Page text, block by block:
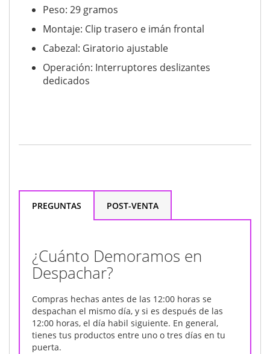
Peso: 29 gramos
Montaje: Clip trasero e imán frontal
Cabezal: Giratorio ajustable
Operación: Interruptores deslizantes
dedicados
PREGUNTAS POST-VENTA
¿Cuánto Demoramos en
Despachar?
Compras hechas antes de las 12:00 horas se
despachan el mismo día, y si es después de las
12:00 horas, el día habil siguiente. En general,
tienes tus productos entre uno o tres días en tu
puerta.